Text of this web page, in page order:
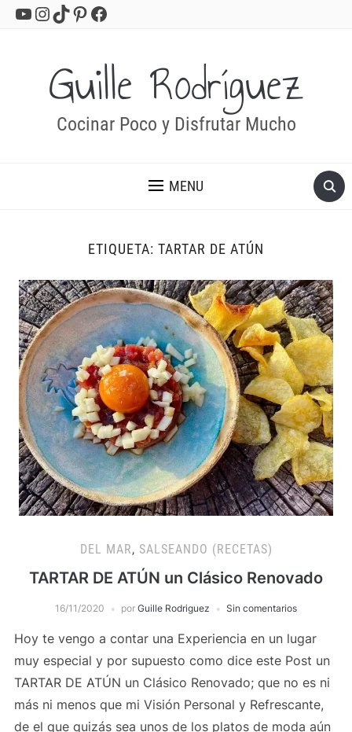
YouTube
Instagram
TikTok
Pinterest
Facebook
Guille Rodríguez
Cocinar Poco y Disfrutar Mucho
MENU
ETIQUETA: TARTAR DE ATÚN
DEL MAR, SALSEANDO (RECETAS)
TARTAR DE ATÚN un Clásico Renovado
16/11/2020 por Guille Rodriguez Sin comentarios
Hoy te vengo a contar una Experiencia en un lugar
muy especial y por supuesto como dice este Post un
TARTAR DE ATÚN un Clásico Renovado; que no es ni
más ni menos que mi Visión Personal y Refrescante,
de el que quizás sea unos de los platos de moda aún